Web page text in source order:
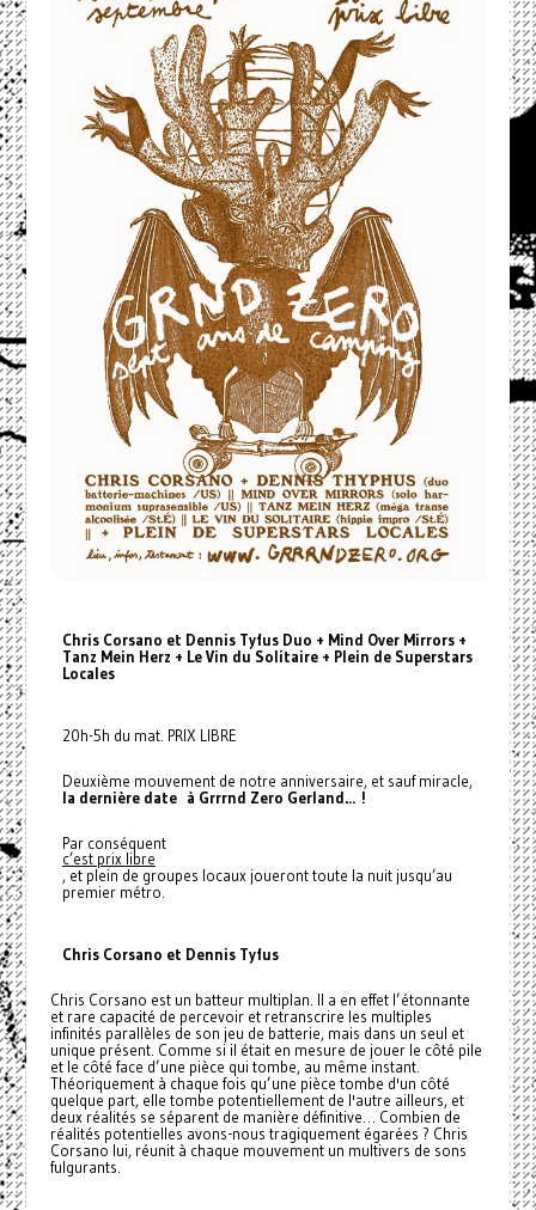
Chris Corsano et Dennis Tyfus Duo + Mind Over Mirrors +
Tanz Mein Herz + Le Vin du Solitaire + Plein de Superstars
Locales
20h-5h du mat. PRIX LIBRE
Deuxième mouvement de notre anniversaire, et sauf miracle,
la dernière date à Grrrnd Zero Gerland… !
Par conséquent
c’est prix libre
, et plein de groupes locaux joueront toute la nuit jusqu’au
premier métro.
Chris Corsano et Dennis Tyfus
Chris Corsano est un batteur multiplan. Il a en effet l’étonnante
et rare capacité de percevoir et retranscrire les multiples
infinités parallèles de son jeu de batterie, mais dans un seul et
unique présent. Comme si il était en mesure de jouer le côté pile
et le côté face d’une pièce qui tombe, au même instant.
Théoriquement à chaque fois qu’une pièce tombe d'un côté
quelque part, elle tombe potentiellement de l'autre ailleurs, et
deux réalités se séparent de manière définitive… Combien de
réalités potentielles avons-nous tragiquement égarées ? Chris
Corsano lui, réunit à chaque mouvement un multivers de sons
fulgurants.